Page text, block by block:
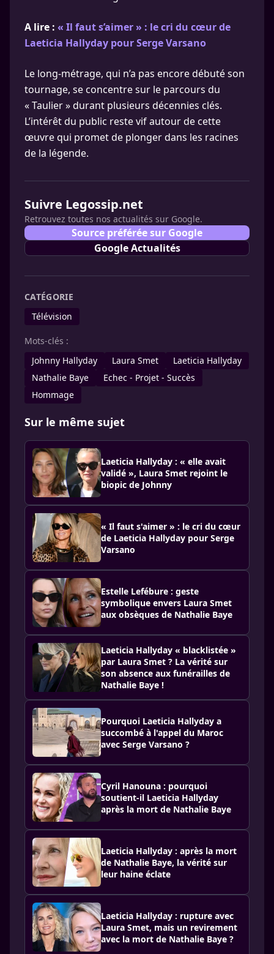
A lire : « Il faut s’aimer » : le cri du cœur de
Laeticia Hallyday pour Serge Varsano
Le long-métrage, qui n’a pas encore débuté son
tournage, se concentre sur le parcours du
« Taulier » durant plusieurs décennies clés.
L’intérêt du public reste vif autour de cette
œuvre qui promet de plonger dans les racines
de la légende.
Suivre Legossip.net
Retrouvez toutes nos actualités sur Google.
Source préférée sur Google
Google Actualités
CATÉGORIE
Télévision
Mots-clés :
Johnny Hallyday
Laura Smet
Laeticia Hallyday
Nathalie Baye
Echec - Projet - Succès
Hommage
Sur le même sujet
Laeticia Hallyday : « elle avait
validé », Laura Smet rejoint le
biopic de Johnny
« Il faut s'aimer » : le cri du cœur
de Laeticia Hallyday pour Serge
Varsano
Estelle Lefébure : geste
symbolique envers Laura Smet
aux obsèques de Nathalie Baye
Laeticia Hallyday « blacklistée »
par Laura Smet ? La vérité sur
son absence aux funérailles de
Nathalie Baye !
Pourquoi Laeticia Hallyday a
succombé à l'appel du Maroc
avec Serge Varsano ?
Cyril Hanouna : pourquoi
soutient-il Laeticia Hallyday
après la mort de Nathalie Baye
Laeticia Hallyday : après la mort
de Nathalie Baye, la vérité sur
leur haine éclate
Laeticia Hallyday : rupture avec
Laura Smet, mais un revirement
avec la mort de Nathalie Baye ?